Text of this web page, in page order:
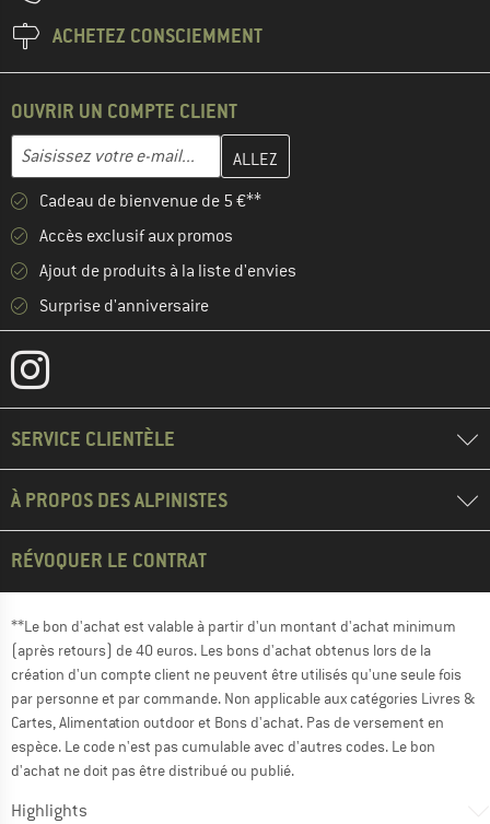
ACHETEZ CONSCIEMMENT
OUVRIR UN COMPTE CLIENT
Adresse e-mail
Entrez votre adresse e-mail ici et créez votre compte client à la
Cadeau de bienvenue de 5 €**
Accès exclusif aux promos
Ajout de produits à la liste d'envies
Surprise d'anniversaire
SERVICE CLIENTÈLE
À PROPOS DES ALPINISTES
RÉVOQUER LE CONTRAT
**Le bon d'achat est valable à partir d'un montant d'achat minimum
(après retours) de 40 euros. Les bons d'achat obtenus lors de la
création d'un compte client ne peuvent être utilisés qu'une seule fois
par personne et par commande. Non applicable aux catégories Livres &
Cartes, Alimentation outdoor et Bons d'achat. Pas de versement en
espèce. Le code n'est pas cumulable avec d'autres codes. Le bon
d'achat ne doit pas être distribué ou publié.
Highlights